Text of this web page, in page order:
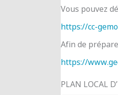
Vous pouvez
https://cc-
Afin de
https://
PLAN LOCAL